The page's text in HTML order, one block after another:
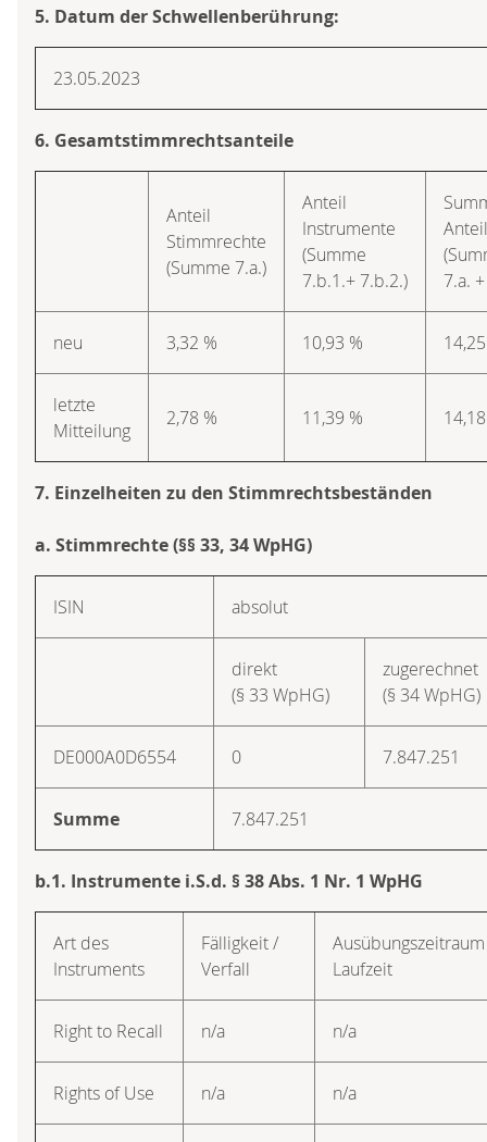
5. Datum der Schwellenberührung:
23.05.2023
6. Gesamtstimmrechtsanteile
Anteil
Stimmrechte
(Summe 7.a.)
Anteil
Instrumente
(Summe
7.b.1.+ 7.b.2.)
7.a.
neu 3,32 % 10,93 %
letzte
Mitteilung
2,78 % 11,39 %
7. Einzelheiten zu den Stimmrechtsbeständen
a. Stimmrechte (§§ 33, 34 WpHG)
ISIN absolut
direkt
(§ 33 WpHG)
zugerechnet
(§ 34 WpHG)
DE000A0D6554 0 7.847.251
Summe 7.847.251
b.1. Instrumente i.S.d. § 38 Abs. 1 Nr. 1 WpHG
Art des
Instruments
Fälligkeit /
Verfall
Laufzeit
Right to Recall n/a n/a
Rights of Use n/a n/a